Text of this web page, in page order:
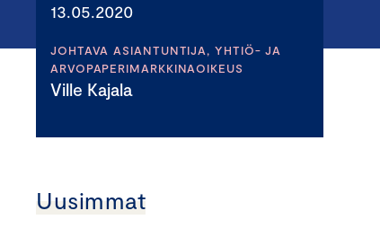
13.05.2020
JOHTAVA ASIANTUNTIJA, YHTIÖ- JA
ARVOPAPERIMARKKINAOIKEUS
Ville Kajala
Uusimmat